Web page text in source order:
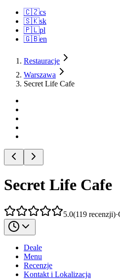
🇨🇿cs
🇸🇰sk
🇵🇱pl
🇬🇧en
Restauracje
Warszawa
Secret Life Cafe
Secret Life Cafe
5.0(119 recenzji)·
Deale
Menu
Recenzje
Kontakt i Lokalizacja